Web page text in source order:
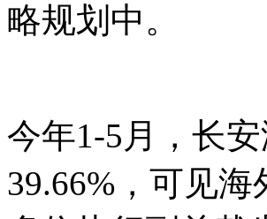
略规划中。
今年1-5月，长
39.66%，可见